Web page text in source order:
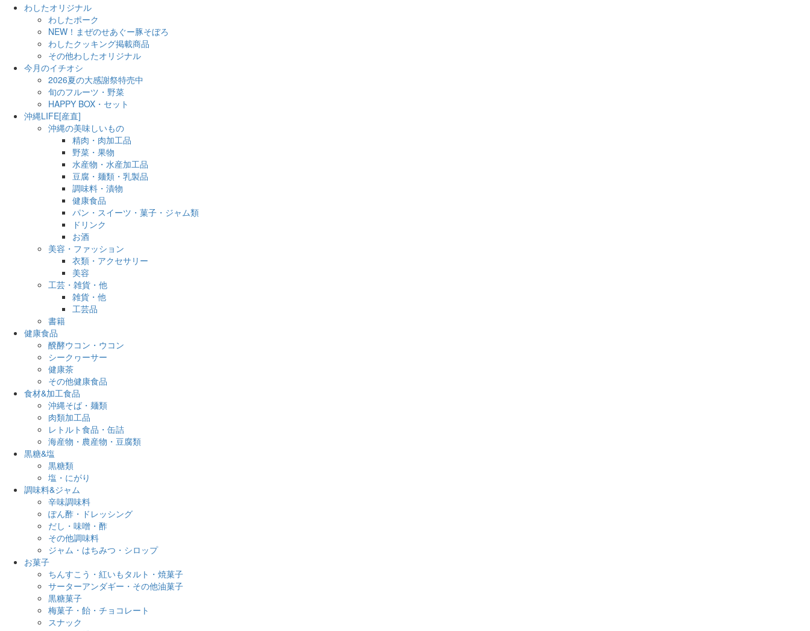
わしたオリジナル
わしたポーク
NEW！まぜのせあぐー豚そぼろ
わしたクッキング掲載商品
その他わしたオリジナル
今月のイチオシ
2026夏の大感謝祭特売中
旬のフルーツ・野菜
HAPPY BOX・セット
沖縄LIFE[産直]
沖縄の美味しいもの
精肉・肉加工品
野菜・果物
水産物・水産加工品
豆腐・麺類・乳製品
調味料・漬物
健康食品
パン・スイーツ・菓子・ジャム類
ドリンク
お酒
美容・ファッション
衣類・アクセサリー
美容
工芸・雑貨・他
雑貨・他
工芸品
書籍
健康食品
醗酵ウコン・ウコン
シークヮーサー
健康茶
その他健康食品
食材&加工食品
沖縄そば・麺類
肉類加工品
レトルト食品・缶詰
海産物・農産物・豆腐類
黒糖&塩
黒糖類
塩・にがり
調味料&ジャム
辛味調味料
ぽん酢・ドレッシング
だし・味噌・酢
その他調味料
ジャム・はちみつ・シロップ
お菓子
ちんすこう・紅いもタルト・焼菓子
サーターアンダギー・その他油菓子
黒糖菓子
梅菓子・飴・チョコレート
スナック